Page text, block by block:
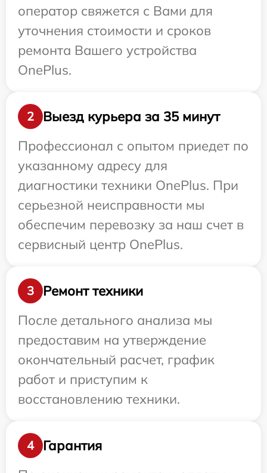
оператор свяжется с Вами для
уточнения стоимости и сроков
ремонта Вашего устройства
OnePlus.
2
Выезд курьера за 35 минут
Профессионал с опытом приедет по
указанному адресу для
диагностики техники OnePlus. При
серьезной неисправности мы
обеспечим перевозку за наш счет в
сервисный центр OnePlus.
3
Ремонт техники
После детального анализа мы
предоставим на утверждение
окончательный расчет, график
работ и приступим к
восстановлению техники.
4
Гарантия